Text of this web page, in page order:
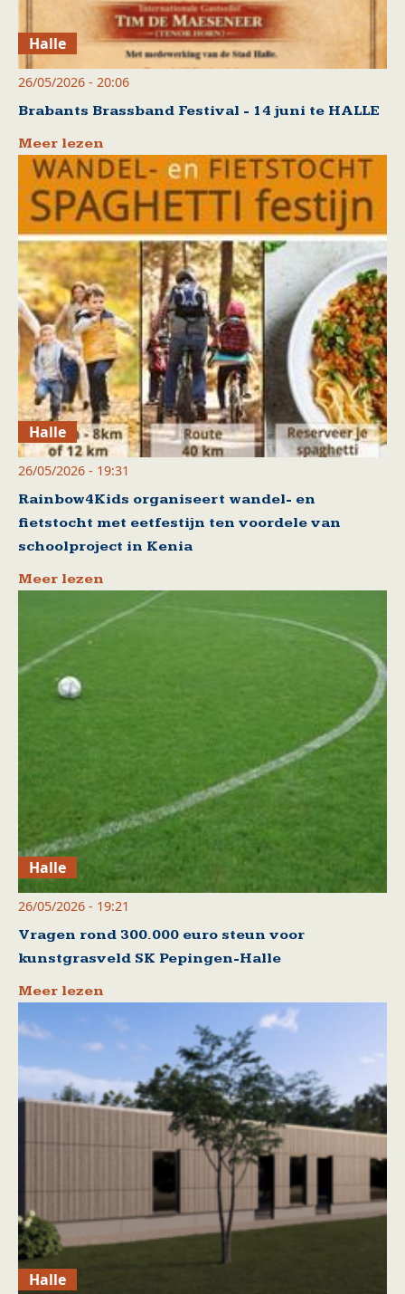
Halle
26/05/2026 - 20:06
Brabants Brassband Festival - 14 juni te HALLE
Meer lezen
Halle
26/05/2026 - 19:31
Rainbow4Kids organiseert wandel- en
fietstocht met eetfestijn ten voordele van
schoolproject in Kenia
Meer lezen
Halle
26/05/2026 - 19:21
Vragen rond 300.000 euro steun voor
kunstgrasveld SK Pepingen-Halle
Meer lezen
Halle